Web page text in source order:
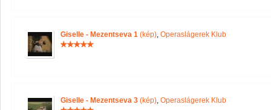
Giselle - Mezentseva 1 (kép), Operaslágerek Klub
Giselle - Mezentseva 3 (kép), Operaslágerek Klub